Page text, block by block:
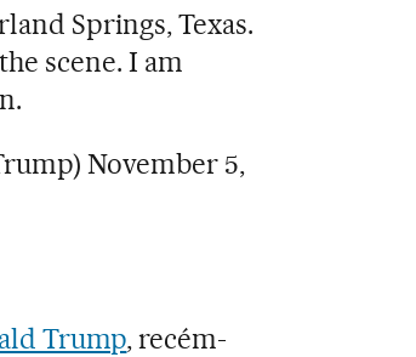
Springs, Texas.
scene. I am
November 5,
Trump, recém-